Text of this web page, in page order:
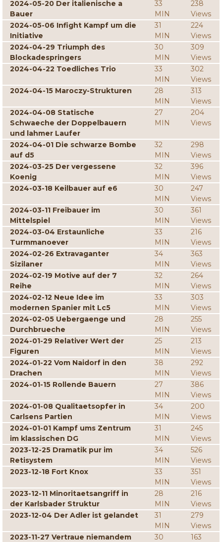
2024-05-20 Der italienische a
Bauer
33
MIN
238
Views
2024-05-06 Infight Kampf um die
Initiative
31
MIN
224
Views
2024-04-29 Triumph des
Blockadespringers
30
MIN
309
Views
2024-04-22 Toedliches Trio
33
MIN
302
Views
2024-04-15 Maroczy-Strukturen
28
MIN
313
Views
2024-04-08 Statische
Schwaeche der Doppelbauern
und lahmer Laufer
27
MIN
204
Views
2024-04-01 Die schwarze Bombe
auf d5
32
MIN
298
Views
2024-03-25 Der vergessene
Koenig
32
MIN
396
Views
2024-03-18 Keilbauer auf e6
30
MIN
247
Views
2024-03-11 Freibauer im
Mittelspiel
30
MIN
361
Views
2024-03-04 Erstaunliche
Turmmanoever
33
MIN
216
Views
2024-02-26 Extravaganter
Sizilaner
34
MIN
363
Views
2024-02-19 Motive auf der 7
Reihe
32
MIN
264
Views
2024-02-12 Neue Idee im
modernen Spanier mit Lc5
33
MIN
303
Views
2024-02-05 Uebergaenge und
Durchbrueche
28
MIN
255
Views
2024-01-29 Relativer Wert der
Figuren
25
MIN
213
Views
2024-01-22 Vom Naidorf in den
Drachen
38
MIN
292
Views
2024-01-15 Rollende Bauern
27
MIN
386
Views
2024-01-08 Qualitaetsopfer in
Carlsens Partien
34
MIN
200
Views
2024-01-01 Kampf ums Zentrum
im klassischen DG
31
MIN
245
Views
2023-12-25 Dramatik pur im
Retisystem
34
MIN
526
Views
2023-12-18 Fort Knox
33
MIN
351
Views
2023-12-11 Minoritaetsangriff in
der Karlsbader Struktur
28
MIN
216
Views
2023-12-04 Der Adler ist gelandet
31
MIN
279
Views
2023-11-27 Vertraue niemandem
30
163